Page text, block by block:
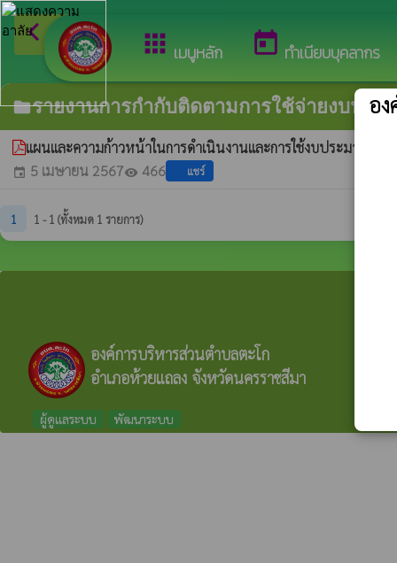
apps เมนูหลัก today ทำเนียบบุคลากร
arrow_back_ios กลับเมนูหลัก
folderรายงานการกำกับติดตามการใช้จ่ายงบประ
แผนและความก้าวหน้าในการดำเนินงานและการใช้งบประมาณป
event 5 เมษายน 2567visibility 466 แชร์
1 1 - 1 (ทั้งหมด 1 รายการ)
องค์การบริหารส่วนตำบลตะโก
อำเภอห้วยแถลง จังหวัดนครราชสีมา
ผู้ดูแลระบบ พัฒนาระบบ
อ